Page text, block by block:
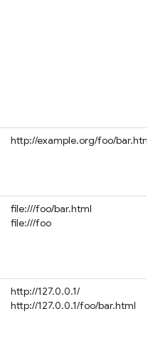
http://example.org/foo/bar.html
file:///foo/bar.html
file:///foo
http://127.0.0.1/
http://127.0.0.1/foo/bar.html